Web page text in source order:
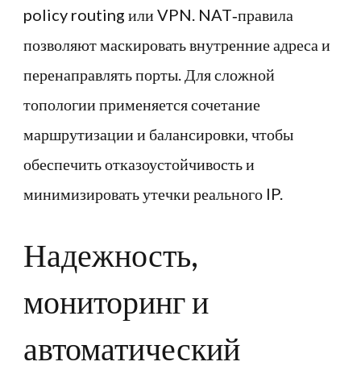
policy routing или VPN. NAT‑правила
позволяют маскировать внутренние адреса и
перенаправлять порты. Для сложной
топологии применяется сочетание
маршрутизации и балансировки, чтобы
обеспечить отказоустойчивость и
минимизировать утечки реального IP.
Надежность,
мониторинг и
автоматический